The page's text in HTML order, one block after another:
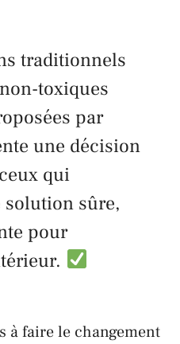
traditionnels
toxiques
par
une décision
qui
sûre,
pour
à faire le changement